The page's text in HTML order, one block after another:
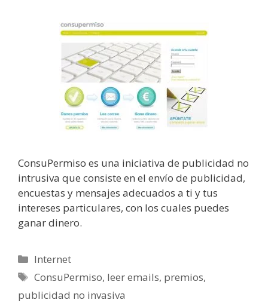
ConsuPermiso es una iniciativa de publicidad no
intrusiva que consiste en el envío de publicidad,
encuestas y mensajes adecuados a ti y tus
intereses particulares, con los cuales puedes
ganar dinero.
Categorías
Internet
Etiquetas
ConsuPermiso, leer emails, premios,
publicidad no invasiva